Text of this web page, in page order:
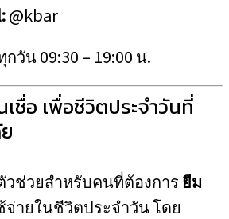
@kbar
กวัน 09:30 – 19:00 น.
ชื่อ เพื่อชีวิตประจำวันที่
วช่วยสำหรับคนที่ต้องการ ยืม
จ่ายในชีวิตประจำวัน โดย